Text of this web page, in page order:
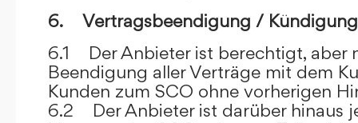
6. Vertragsbeendigung / Kündigung
6.1 Der Anbieter ist berechtigt, aber
Beendigung aller Verträge mit dem
Kunden zum SCO ohne vorherigen
6.2 Der Anbieter ist darüber hinaus